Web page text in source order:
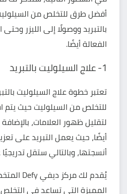
أفضل طرق للتخلص من
بالتبريد ووصولًا إلى الليزر وحتى
الفعالة أيضًا.
1- علاج السيلوليت بالتبريد
تعتبر خطوةعلاج السيلوليت
للتخلص من السيلوليت حيث يتم
لتقليل ظهور العلامات،
أيضًا، حيث يعمل التبريد على
أنسجتها، وبالتالي ستقل
يُقدم لكمركز ديفي Defy
المميزة التي تساعد في